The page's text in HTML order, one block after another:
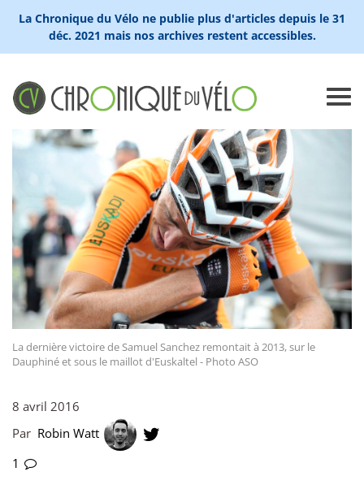
La Chronique du Vélo ne publie plus d'articles depuis le 31
déc. 2021 mais nos archives restent accessibles.
La dernière victoire de Samuel Sanchez remontait à 2013, sur le
Dauphiné et sous le maillot d'Euskaltel - Photo ASO
8 avril 2016
Par Robin Watt
1